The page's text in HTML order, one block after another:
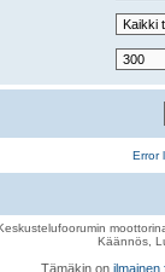
Error
Käännös,
Tämäkin on ilmainen